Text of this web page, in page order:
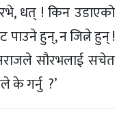
धत् ! किन उडाएको
हुन्, न जित्ने हुन् !
सौरभलाई सचेत
के गर्नु ?’